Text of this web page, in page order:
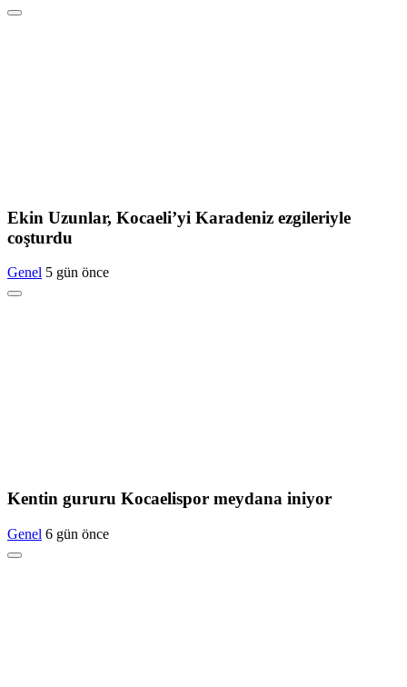
Ekin Uzunlar, Kocaeli’yi Karadeniz ezgileriyle
coşturdu
Genel 5 gün önce
Kentin gururu Kocaelispor meydana iniyor
Genel 6 gün önce